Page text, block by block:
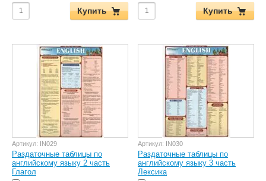
Купить Купить
Артикул: IN029
Раздаточные таблицы по
английскому языку 2 часть
Глагол
Артикул: IN030
Раздаточные таблицы по
английскому языку 3 часть
Лексика